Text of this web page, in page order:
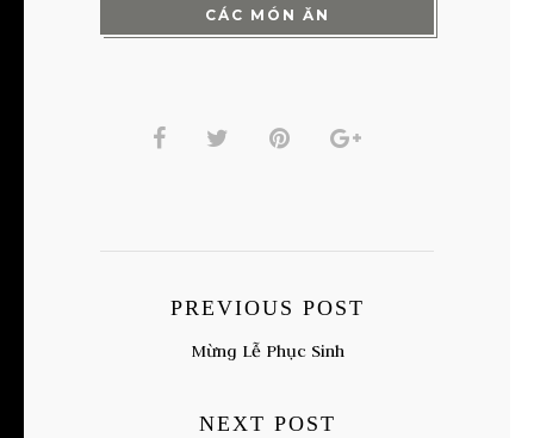
CÁC MÓN ĂN
PREVIOUS POST
Mừng Lễ Phục Sinh
NEXT POST